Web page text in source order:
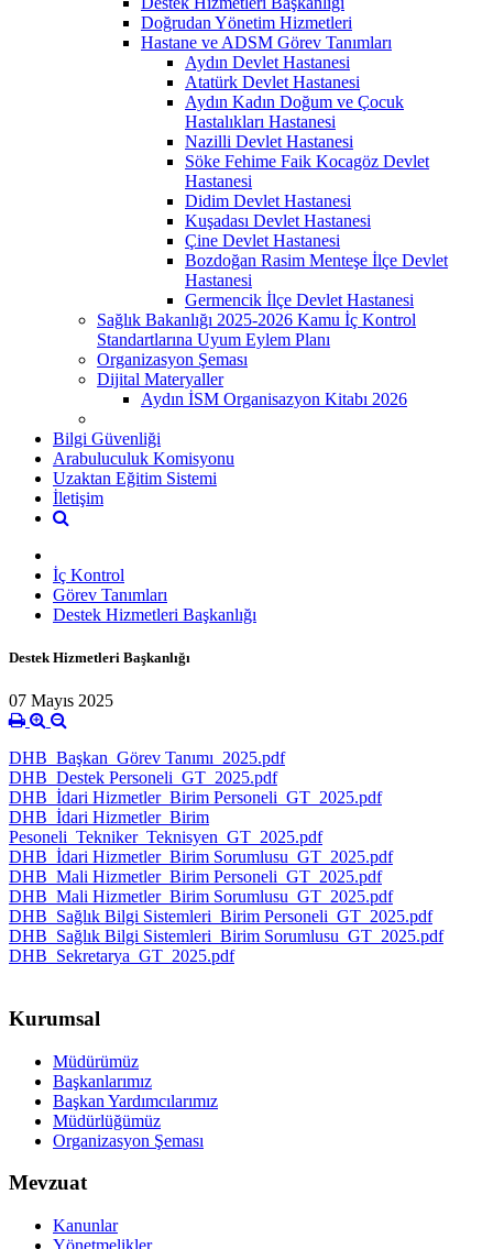
Doğrudan Yönetim Hizmetleri
Hastane ve ADSM Görev Tanımları
Aydın Devlet Hastanesi
Atatürk Devlet Hastanesi
Aydın Kadın Doğum ve Çocuk
Hastalıkları Hastanesi
Nazilli Devlet Hastanesi
Söke Fehime Faik Kocagöz Devlet
Hastanesi
Didim Devlet Hastanesi
Kuşadası Devlet Hastanesi
Çine Devlet Hastanesi
Bozdoğan Rasim Menteşe İlçe Devlet
Hastanesi
Germencik İlçe Devlet Hastanesi
Sağlık Bakanlığı 2025-2026 Kamu İç Kontrol
Standartlarına Uyum Eylem Planı
Organizasyon Şeması
Dijital Materyaller
Aydın İSM Organisazyon Kitabı 2026
Bilgi Güvenliği
Arabuluculuk Komisyonu
Uzaktan Eğitim Sistemi
İletişim
İç Kontrol
Görev Tanımları
Destek Hizmetleri Başkanlığı
Destek Hizmetleri Başkanlığı
07 Mayıs 2025
DHB_Başkan_Görev Tanımı_2025.pdf
DHB_Destek Personeli_GT_2025.pdf
DHB_İdari Hizmetler_Birim Personeli_GT_2025.pdf
DHB_İdari Hizmetler_Birim
Pesoneli_Tekniker_Teknisyen_GT_2025.pdf
DHB_İdari Hizmetler_Birim Sorumlusu_GT_2025.pdf
DHB_Mali Hizmetler_Birim Personeli_GT_2025.pdf
DHB_Mali Hizmetler_Birim Sorumlusu_GT_2025.pdf
DHB_Sağlık Bilgi Sistemleri_Birim Personeli_GT_2025.pdf
DHB_Sağlık Bilgi Sistemleri_Birim Sorumlusu_GT_2025.pdf
DHB_Sekretarya_GT_2025.pdf
Kurumsal
Müdürümüz
Başkanlarımız
Başkan Yardımcılarımız
Müdürlüğümüz
Organizasyon Şeması
Mevzuat
Kanunlar
Yönetmelikler